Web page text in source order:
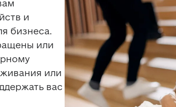
и
бизнеса.
или
или
вас